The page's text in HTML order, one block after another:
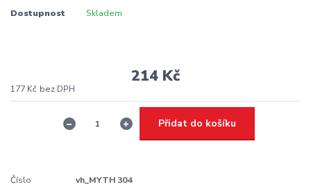
Dostupnost Skladem
214 Kč
177 Kč bez DPH
Přidat do košíku
Číslo
vh_MYTH 304